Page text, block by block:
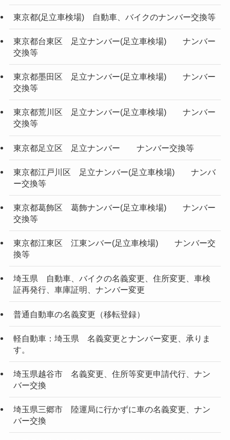
東京都(足立車検場) 自動車、バイクのナンバー交換等
東京都台東区 足立ナンバー(足立車検場) ナンバー
交換等
東京都墨田区 足立ナンバー(足立車検場) ナンバー
交換等
東京都荒川区 足立ナンバー(足立車検場) ナンバー
交換等
東京都足立区 足立ナンバー ナンバー交換等
東京都江戸川区 足立ナンバー(足立車検場) ナンバ
ー交換等
東京都葛飾区 葛飾ナンバー(足立車検場) ナンバー
交換等
東京都江東区 江東ンバー(足立車検場) ナンバー交
換等
埼玉県 自動車、バイクの名義変更、住所変更、車検
証再発行、車庫証明、ナンバー変更
普通自動車の名義変更（移転登録）
軽自動車：埼玉県 名義変更とナンバー変更、承りま
す。
埼玉県越谷市 名義変更、住所等変更申請代行、ナン
バー交換
埼玉県三郷市 陸運局に行かずに車の名義変更、ナン
バー交換